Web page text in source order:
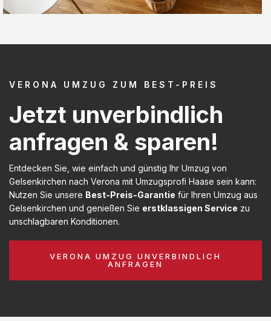
VERONA UMZUG ZUM BEST-PREIS
Jetzt unverbindlich
anfragen & sparen!
Entdecken Sie, wie einfach und günstig Ihr Umzug von
Gelsenkirchen nach Verona mit Umzugsprofi Haase sein kann:
Nutzen Sie unsere Best-Preis-Garantie für Ihren Umzug aus
Gelsenkirchen und genießen Sie erstklassigen Service zu
unschlagbaren Konditionen.
VERONA UMZUG UNVERBINDLICH
ANFRAGEN